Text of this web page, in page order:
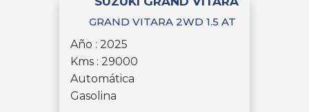
GRAND VITARA 2WD 1.5 AT
Año : 2025
Kms : 29000
Automática
Gasolina